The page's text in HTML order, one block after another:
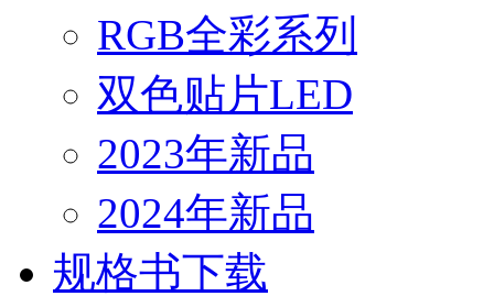
RGB全彩系列
双色贴片LED
2023年新品
2024年新品
规格书下载